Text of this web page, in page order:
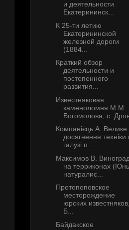
и деятельности
Екатерининск...
К 25-ти летию
Екатерининской
железной дороги
(1884...
Краткий обзор
деятельности и
постепенного
развития...
Известняковая
каменоломня М.М.
Богомолова, с.
Компанієць А. Велике
досягнення техніки
галузі п...
Максимов В.
на терриконах
натуралис...
Протопоповское
месторождение
юрских
Б...
Байдакское